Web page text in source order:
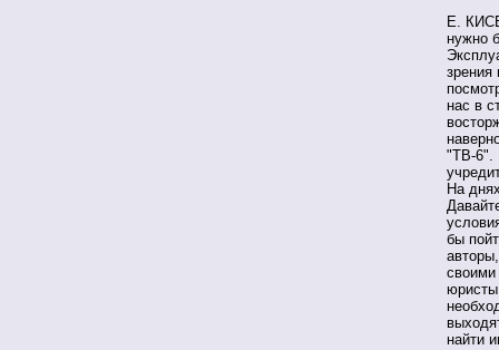
Е.
нужно
зрения
нас в
"ТВ-6".
На
бы
найти